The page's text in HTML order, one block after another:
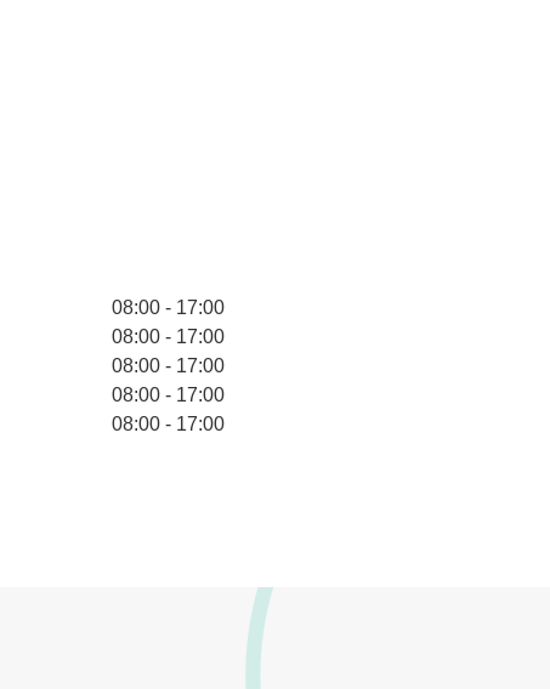
08:00 - 17:00
08:00 - 17:00
08:00 - 17:00
08:00 - 17:00
08:00 - 17:00